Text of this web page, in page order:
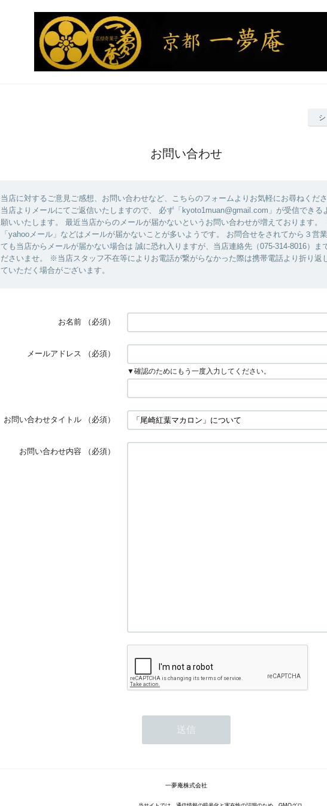
お問い合わせ
当店に対するご意見ご感想、お問い合わせなど、こちらのフォームよりお気軽にお尋ねくださ
当店よりメールにてご返信いたしますので、 必ず「kyoto1muan@gmail.com」が受信できる
願いいたします。 最近当店からのメールが届かないというお問い合わせが増えております。
「yahooメール」などはメールが届かないことが多いようです。 お問合せをされてから３営
ても当店からメールが届かない場合は 誠に恐れ入りますが、当店連絡先（075-314-8016）ま
ださいませ。 ※当店スタッフ不在等によりお電話が繋がらなかった際は携帯電話より折り返
ていただく場合がございます。
お名前 （必須）
メールアドレス （必須）
▼確認のためにもう一度入力してください。
お問い合わせタイトル （必須）
お問い合わせ内容 （必須）
一夢庵株式会社